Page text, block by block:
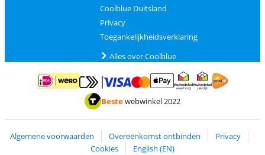
Coolblue Duitsland
Privacy
Toegankelijkheidsverklaring
Alles over Coolblue
Betalen met iDEAL | WeroBetalen met MasterCard en Visa via ClickToPay
Betalen met ApplePay
Thuiswinkel waarborg
Bestewebwinkel 2022
Algemene voorwaarden Overeenkomst ontbinden
Privacy
Cookies
English (EN)